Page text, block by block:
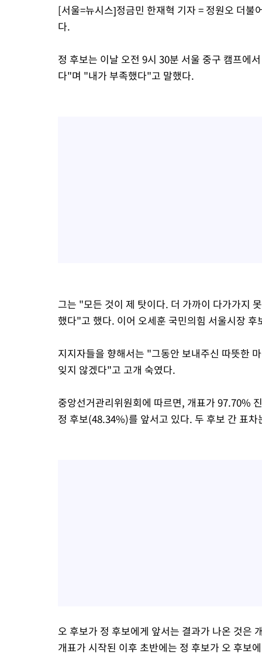
[서울=뉴시스]정금민 한재혁 기자 = 정원오 더불
다.
정 후보는 이날 오전 9시 30분 서울 중구 캠프에
다"며 "내가 부족했다"고 말했다.
그는 "모든 것이 제 탓이다. 더 가까이 다가가지
했다"고 했다. 이어 오세훈 국민의힘 서울시장
지지자들을 향해서는 "그동안 보내주신 따뜻한
잊지 않겠다"고 고개 숙였다.
중앙선거관리위원회에 따르면, 개표가 97.70%
정 후보(48.34%)를 앞서고 있다. 두 후보 간 표차
오 후보가 정 후보에게 앞서는 결과가 나온 것은
개표가 시작된 이후 초반에는 정 후보가 오 후보